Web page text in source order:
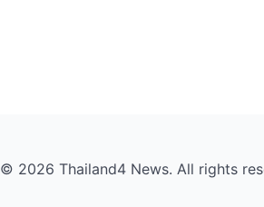
© 2026 Thailand4 News. All rights